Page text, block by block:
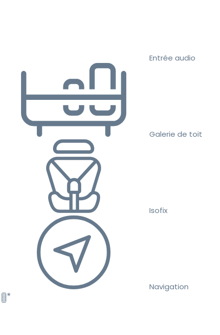
Entrée audio
Galerie de toit
Isofix
Navigation